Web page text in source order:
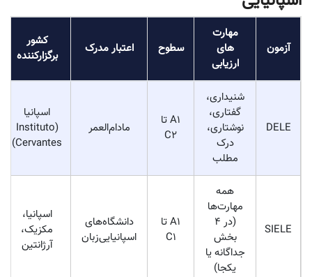
آزمون
مهارت
های
ارزیابی
سطوح اعتبار مدرک
کشور
برگزارکننده
DELE
شنیداری،
گفتاری،
نوشتاری،
درک
مطلب
A1 تا
C2
مادام‌العمر
اسپانیا
(Instituto
Cervantes)
SIELE
همه
مهارت‌ها
(در ۴
بخش
جداگانه یا
یکجا)
A1 تا
C1
دانشگاه‌های
اسپانیایی‌زبان
اسپانیا،
مکزیک،
آرژانتین